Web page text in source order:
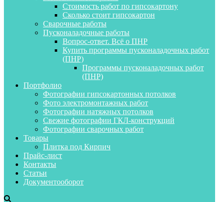
Стоимость работ по гипсокартону
Сколько стоит гипсокартон
Сварочные работы
Пусконаладочные работы
Вопрос-ответ. Всё о ПНР
Купить программы пусконаладочных работ
(ПНР)
Программы пусконаладочных работ
(ПНР)
Портфолио
Фотографии гипсокартонных потолков
Фото электромонтажных работ
Фотографии натяжных потолков
Свежие фотографии ГКЛ-конструкций
Фотографии сварочных работ
Товары
Плитка под Кирпич
Прайс-лист
Контакты
Статьи
Документооборот